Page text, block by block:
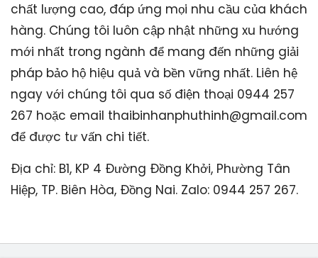
chất lượng cao, đáp ứng mọi nhu cầu của khách
hàng. Chúng tôi luôn cập nhật những xu hướng
mới nhất trong ngành để mang đến những giải
pháp bảo hộ hiệu quả và bền vững nhất. Liên hệ
ngay với chúng tôi qua số điện thoại 0944 257
267 hoặc email thaibinhanphuthinh@gmail.com
để được tư vấn chi tiết.
Địa chỉ: B1, KP 4 Đường Đồng Khởi, Phường Tân
Hiệp, TP. Biên Hòa, Đồng Nai. Zalo: 0944 257 267.
An toàn và bền vững